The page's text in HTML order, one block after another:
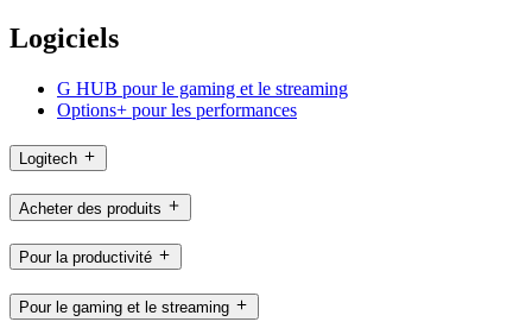
Logiciels
G HUB pour le gaming et le streaming
Options+ pour les performances
Logitech
Acheter des produits
Pour la productivité
Pour le gaming et le streaming